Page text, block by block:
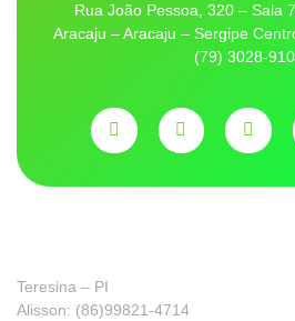
Rua João Pessoa, 320 – Sala
Aracaju – Aracaju – Sergipe
(79) 3028-
Teresina – PI
Alisson: (86)99821-4714